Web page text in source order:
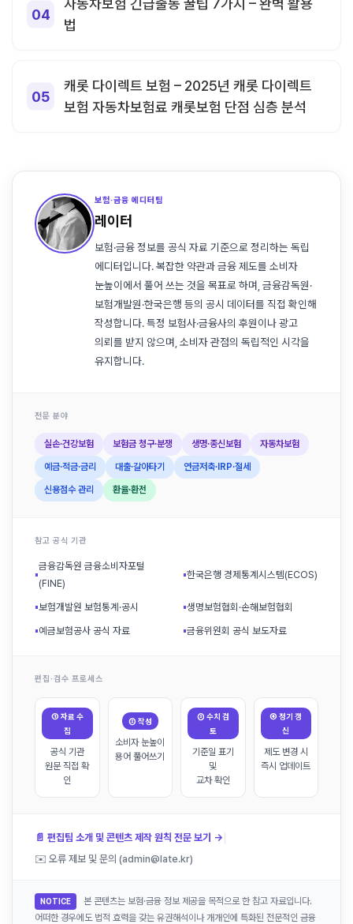
법
캐롯 다이렉트 보험 – 2025년 캐롯 다이렉트
보험 자동차보험료 캐롯보험 단점 심층 분석
보험·금융 에디터팀
레이터
보험·금융 정보를 공식 자료 기준으로 정리하는 독립
에디터입니다. 복잡한 약관과 금융 제도를 소비자
눈높이에서 풀어 쓰는 것을 목표로 하며, 금융감독원·
보험개발원·한국은행 등의 공시 데이터를 직접 확인해
작성합니다. 특정 보험사·금융사의 후원이나 광고
의뢰를 받지 않으며, 소비자 관점의 독립적인 시각을
유지합니다.
전문 분야
실손·건강보험 보험금 청구·분쟁 생명·종신보험 자동차보험
예금·적금·금리 대출·갈아타기 연금저축·IRP·절세
신용점수 관리 환율·환전
참고 공식 기관
▪
금융감독원 금융소비자포털
(FINE)
▪한국은행 경제통계시스템(ECOS)
▪보험개발원 보험통계·공시 ▪생명보험협회·손해보험협회
▪예금보험공사 공식 자료 ▪금융위원회 공식 보도자료
편집·검수 프로세스
① 자료 수
집
공식 기관
원문 직접 확
인
② 작성
소비자 눈높이
용어 풀어쓰기
③ 수치 검
토
기준일 표기
및
교차 확인
④ 정기 갱
신
제도 변경 시
즉시 업데이트
📄 편집팀 소개 및 콘텐츠 제작 원칙 전문 보기 → |
✉️ 오류 제보 및 문의 (admin@late.kr)
NOTICE
본 콘텐츠는 보험·금융 정보 제공을 목적으로 한 참고 자료입니다.
어떠한 경우에도 법적 효력을 갖는 유권해석이나 개개인에 특화된 전문적인 금융